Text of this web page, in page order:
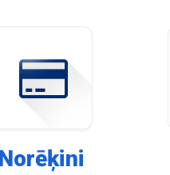
Norēķini